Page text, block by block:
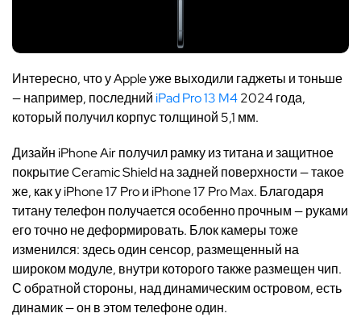
Интересно, что у Apple уже выходили гаджеты и тоньше
— например, последнийiPad Pro 13 M42024 года,
который получил корпус толщиной 5,1 мм.
Дизайн iPhone Air получил рамку из титана и защитное
покрытие Ceramic Shield на задней поверхности — такое
же, как у iPhone 17 Pro и iPhone 17 Pro Max. Благодаря
титану телефон получается особенно прочным — руками
его точно не деформировать. Блок камеры тоже
изменился: здесь один сенсор, размещенный на
широком модуле, внутри которого также размещен чип.
С обратной стороны, над динамическим островом, есть
динамик — он в этом телефоне один.